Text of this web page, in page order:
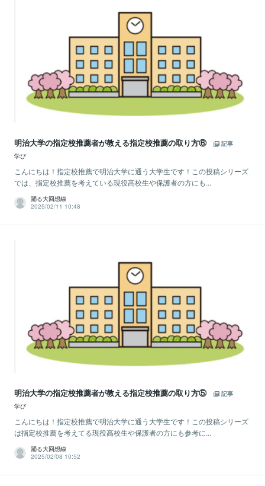
明治大学の指定校推薦者が教える指定校推薦の取り方⑥
記事
学び
こんにちは！指定校推薦で明治大学に通う大学生です！この投稿シリーズ
では、指定校推薦を考えている現役高校生や保護者の方にも...
踊る大回想線
2025/02/11 10:48
明治大学の指定校推薦者が教える指定校推薦の取り方⑤
記事
学び
こんにちは！指定校推薦で明治大学に通う大学生です！この投稿シリーズ
は指定校推薦を考えてる現役高校生や保護者の方にも参考に...
踊る大回想線
2025/02/08 10:52